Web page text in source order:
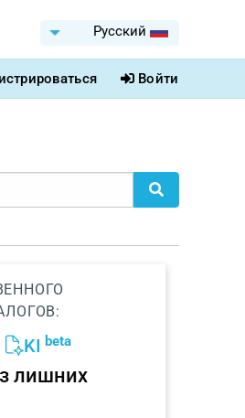
Pусский
Войти
KI beta
лишних